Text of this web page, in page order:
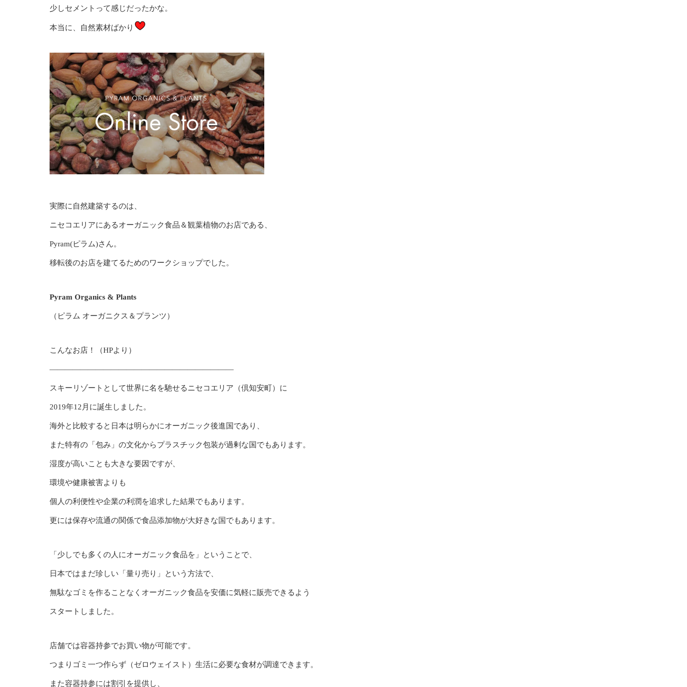
少しセメントって感じだったかな。
本当に、自然素材ばかり
実際に自然建築するのは、
ニセコエリアにあるオーガニック食品＆観葉植物のお店である、
Pyram(ピラム)さん。
移転後のお店を建てるためのワークショップでした。
Pyram Organics & Plants
（ピラム オーガニクス＆プランツ）
こんなお店！（HPより）
————————————————————————
スキーリゾートとして世界に名を馳せるニセコエリア（倶知安町）に
2019年12月に誕生しました。
海外と比較すると日本は明らかにオーガニック後進国であり、
また特有の「包み」の文化からプラスチック包装が過剰な国でもあります。
湿度が高いことも大きな要因ですが、
環境や健康被害よりも
個人の利便性や企業の利潤を追求した結果でもあります。
更には保存や流通の関係で食品添加物が大好きな国でもあります。
「少しでも多くの人にオーガニック食品を」ということで、
日本ではまだ珍しい「量り売り」という方法で、
無駄なゴミを作ることなくオーガニック食品を安価に気軽に販売できるよう
スタートしました。
店舗では容器持参でお買い物が可能です。
つまりゴミ一つ作らず（ゼロウェイスト）生活に必要な食材が調達できます。
また容器持参には割引を提供し、